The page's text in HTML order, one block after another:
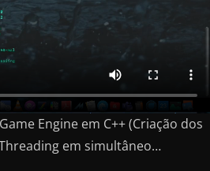
Engine em C++ (Criação dos
em simultâneo…